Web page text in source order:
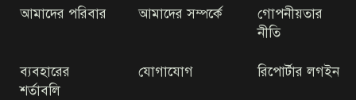
কম খরচে ভিসা দিচ্ছে যেসব দেশ
আমাদের পরিবার আমাদের সম্পর্কে
গোপনীয়তার
নীতি
ব্যবহারের
শর্তাবলি
যোগাযোগ রিপোর্টার লগইন